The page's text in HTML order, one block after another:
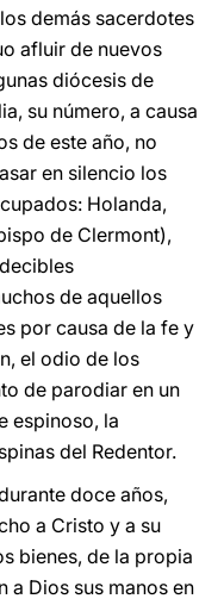
demás sacerdotes
afluir de nuevos
diócesis de
su número, a causa
de este año, no
en silencio los
Holanda,
de Clermont),
de aquellos
por causa de la fe y
el odio de los
de parodiar en un
espinoso, la
del Redentor.
doce años,
a Cristo y a su
bienes, de la propia
a Dios sus manos en